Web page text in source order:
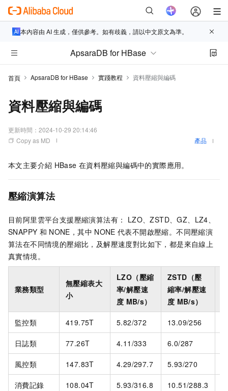
本內容由 AI 生成，僅供參考。如有歧義，請以中文原文為準。
ApsaraDB for HBase
首頁 ApsaraDB for HBase 實踐教程 資料壓縮與編碼
資料壓縮與編碼
更新時間： 2024-10-29 20:14:46
Copy as MD
產品
本文主要介紹 HBase 在資料壓縮與編碼中的實際應用。
壓縮演算法
目前阿里雲平台支援壓縮演算法有： LZO、ZSTD、GZ、LZ4、
SNAPPY 和 NONE，其中 NONE 代表不開啟壓縮。不同壓縮演
算法在不同情境的壓縮比，及解壓速度對比如下，都是來自線上
真實情境。
業務類型
無壓縮表大
小
LZO（壓縮
率/解壓速
度 MB/s）
ZSTD（壓
縮率/解壓速
度 MB/s）
監控類 419.75T 5.82/372 13.09/256
日誌類 77.26T 4.11/333 6.0/287
風控類 147.83T 4.29/297.7 5.93/270
消費記錄 108.04T 5.93/316.8 10.51/288.3